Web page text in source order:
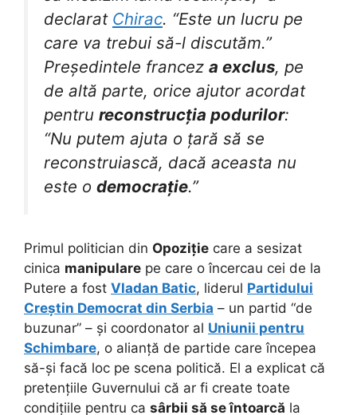
declarat Chirac. “Este un lucru pe
care va trebui să-l discutăm.”
Președintele francez a exclus, pe
de altă parte, orice ajutor acordat
pentru reconstrucția podurilor:
“Nu putem ajuta o țară să se
reconstruiască, dacă aceasta nu
este o democrație.”
Primul politician din Opoziție care a sesizat
cinica manipulare pe care o încercau cei de la
Putere a fost Vladan Batic, liderul Partidului
Creștin Democrat din Serbia – un partid “de
buzunar” – și coordonator al Uniunii pentru
Schimbare, o alianță de partide care începea
să-și facă loc pe scena politică. El a explicat că
pretențiile Guvernului că ar fi create toate
condițiile pentru ca sârbii să se întoarcă la